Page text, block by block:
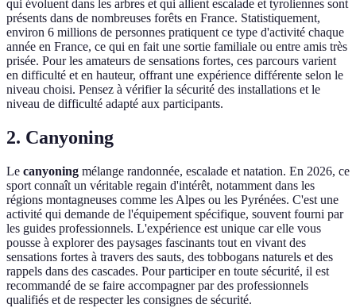
qui évoluent dans les arbres et qui allient escalade et tyroliennes sont
présents dans de nombreuses forêts en France. Statistiquement,
environ 6 millions de personnes pratiquent ce type d'activité chaque
année en France, ce qui en fait une sortie familiale ou entre amis très
prisée. Pour les amateurs de sensations fortes, ces parcours varient
en difficulté et en hauteur, offrant une expérience différente selon le
niveau choisi. Pensez à vérifier la sécurité des installations et le
niveau de difficulté adapté aux participants.
2. Canyoning
Le canyoning mélange randonnée, escalade et natation. En 2026, ce
sport connaît un véritable regain d'intérêt, notamment dans les
régions montagneuses comme les Alpes ou les Pyrénées. C'est une
activité qui demande de l'équipement spécifique, souvent fourni par
les guides professionnels. L'expérience est unique car elle vous
pousse à explorer des paysages fascinants tout en vivant des
sensations fortes à travers des sauts, des tobbogans naturels et des
rappels dans des cascades. Pour participer en toute sécurité, il est
recommandé de se faire accompagner par des professionnels
qualifiés et de respecter les consignes de sécurité.